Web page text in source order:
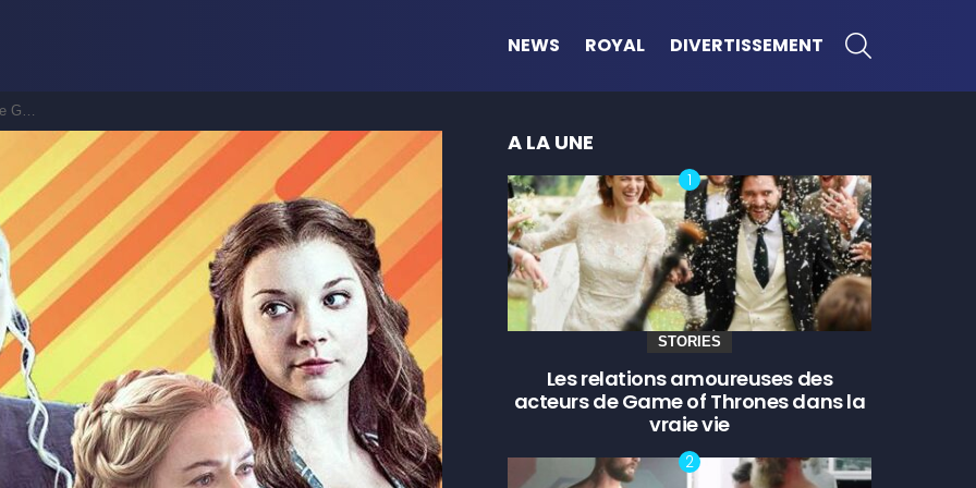
NEWS ROYAL DIVERTISSEMENT
A LA UNE
STORIES
Les relations amoureuses des
acteurs de Game of Thrones dans la
vraie vie